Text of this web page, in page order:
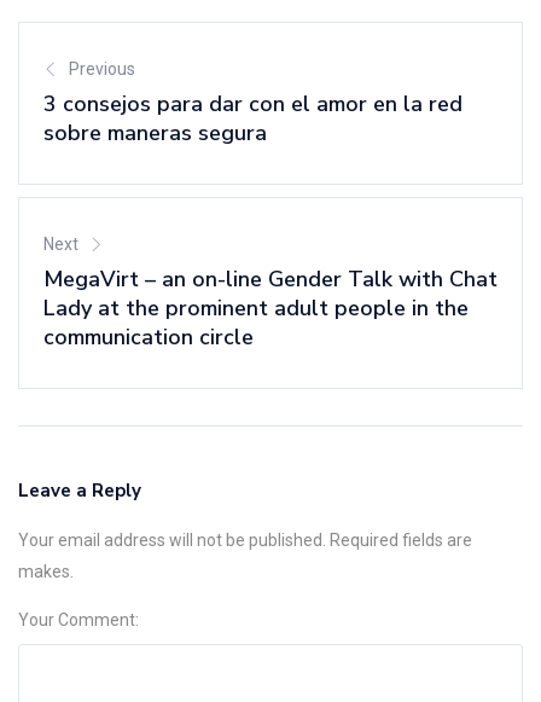
Previous
3 consejos para dar con el amor en la red
sobre maneras segura
Next
MegaVirt – an on-line Gender Talk with Chat
Lady at the prominent adult people in the
communication circle
Leave a Reply
Your email address will not be published. Required fields are
makes.
Your Comment: